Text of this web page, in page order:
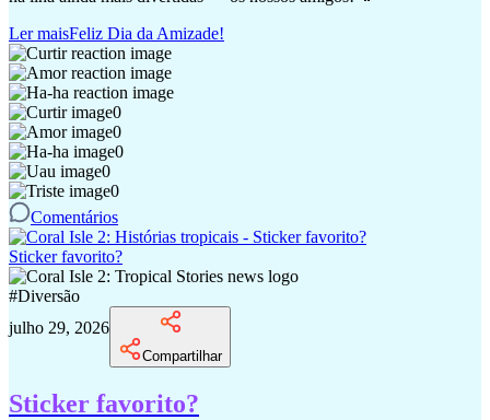
Ler maisFeliz Dia da Amizade!
0
0
0
0
0
Comentários
Sticker favorito?
#Diversão
julho 29, 2026
Compartilhar
Sticker favorito?